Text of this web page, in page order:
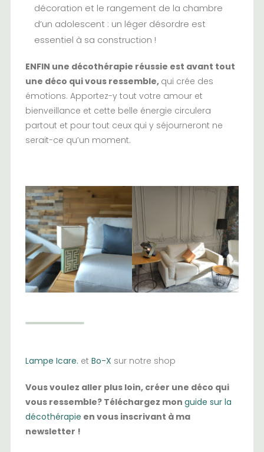
décoration et le rangement de la chambre
d’un adolescent : un léger désordre est
essentiel à sa construction !
ENFIN une décothérapie réussie est avant tout
une déco qui vous ressemble, qui crée des
émotions. Apportez-y tout votre amour et
bienveillance et cette belle énergie circulera
partout et pour tout ceux qui y séjourneront ne
serait-ce qu’un moment.
Lampe Icare. et Bo-X sur notre shop
Vous voulez aller plus loin, créer une déco qui
vous ressemble? Téléchargez mon guide sur la
décothérapie en vous inscrivant à ma
newsletter !